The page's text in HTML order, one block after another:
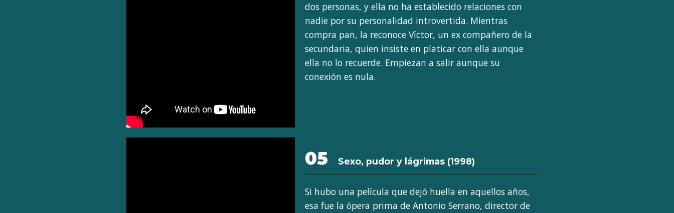
dos personas, y ella no ha establecido relaciones con
nadie por su personalidad introvertida. Mientras
compra pan, la reconoce Víctor, un ex compañero de la
secundaria, quien insiste en platicar con ella aunque
ella no lo recuerde. Empiezan a salir aunque su
conexión es nula.
05 Sexo, pudor y lágrimas (1998)
Si hubo una película que dejó huella en aquellos años,
esa fue la ópera prima de Antonio Serrano, director de